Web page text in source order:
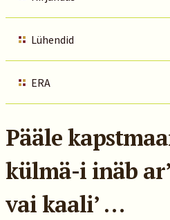
Lühendid
ERA
Pääle
külmä-i inäb
vai kaali’ …